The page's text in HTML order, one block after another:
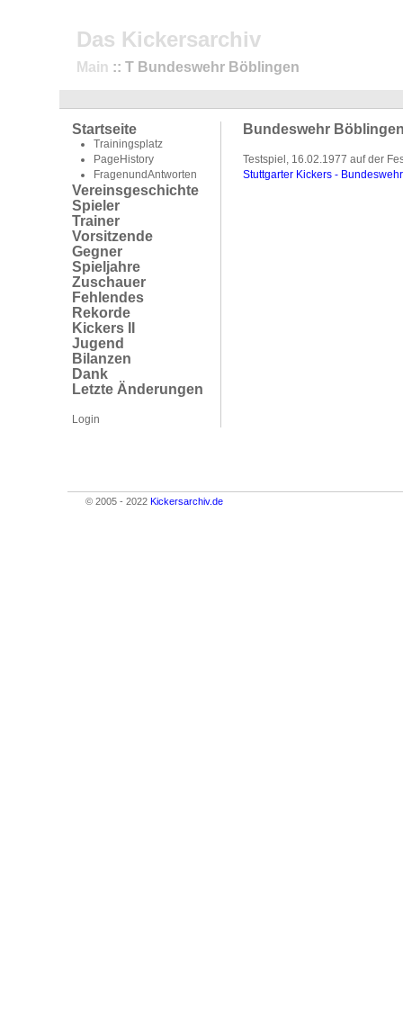
Das Kickersarchiv
Main :: T Bundeswehr Böblingen
Startseite
Trainingsplatz
PageHistory
FragenundAntworten
Vereinsgeschichte
Spieler
Trainer
Vorsitzende
Gegner
Spieljahre
Zuschauer
Fehlendes
Rekorde
Kickers II
Jugend
Bilanzen
Dank
Letzte Änderungen
Login
Bundeswehr
Testspiel, 16.02.1977 auf der
Stuttgarter Kickers -
© 2005 - 2022 Kickersarchiv.de